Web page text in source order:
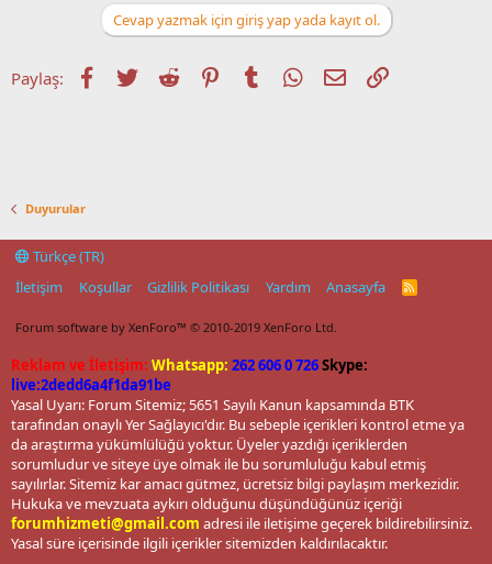
Cevap yazmak için giriş yap yada kayıt ol.
Paylaş: Facebook
TwitterReddit PinterestTumblrWhatsApp
E-postaLink
Duyurular
Türkçe (TR)
İletişim
Koşullar Gizlilik Politikası Yardım Anasayfa
R
Forum software by XenForo™ © 2010-2019 XenForo Ltd.
Reklam ve İletişim: Whatsapp: 262 606 0 726Skype:
live:2dedd6a4f1da91be
Yasal Uyarı: Forum Sitemiz; 5651 Sayılı Kanun kapsamında BTK
tarafından onaylı Yer Sağlayıcı'dır. Bu sebeple içerikleri kontrol etme ya
da araştırma yükümlülüğü yoktur. Üyeler yazdığı içeriklerden
sorumludur ve siteye üye olmak ile bu sorumluluğu kabul etmiş
sayılırlar. Sitemiz kar amacı gütmez, ücretsiz bilgi paylaşım merkezidir.
Hukuka ve mevzuata aykırı olduğunu düşündüğünüz içeriği
forumhizmeti@gmail.com adresi ile iletişime geçerek bildirebilirsiniz.
Yasal süre içerisinde ilgili içerikler sitemizden kaldırılacaktır.